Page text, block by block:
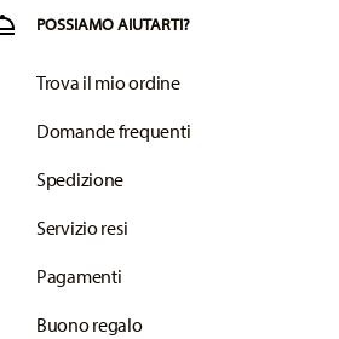
POSSIAMO AIUTARTI?
Trova il mio ordine
Domande frequenti
Spedizione
Servizio resi
Pagamenti
Buono regalo